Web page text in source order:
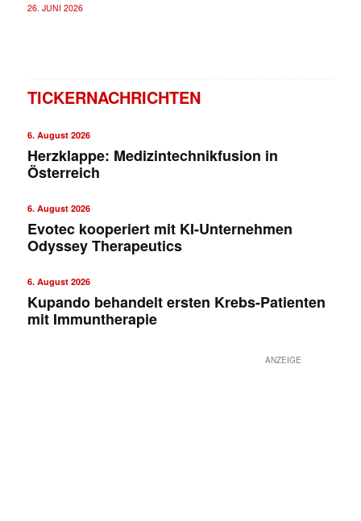
26. JUNI 2026
TICKERNACHRICHTEN
6. August 2026
Herzklappe: Medizintechnikfusion in
Österreich
6. August 2026
Evotec kooperiert mit KI-Unternehmen
Odyssey Therapeutics
6. August 2026
Kupando behandelt ersten Krebs-Patienten
mit Immuntherapie
ANZEIGE